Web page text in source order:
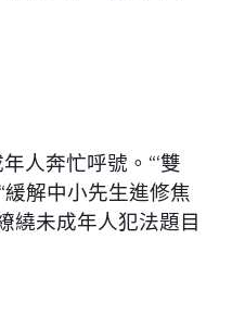
人奔忙呼號。“‘雙
緩解中小先生進修焦
繞未成年人犯法題目